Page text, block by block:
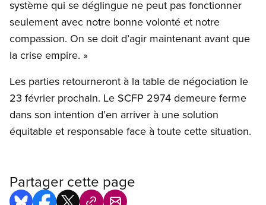
système qui se déglingue ne peut pas fonctionner
seulement avec notre bonne volonté et notre
compassion. On se doit d’agir maintenant avant que
la crise empire. »
Les parties retourneront à la table de négociation le
23 février prochain. Le SCFP 2974 demeure ferme
dans son intention d’en arriver à une solution
équitable et responsable face à toute cette situation.
Partager cette page